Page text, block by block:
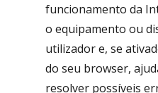
funcionamento da
o equipamento ou
utilizador e, se
do seu browser,
resolver possíveis